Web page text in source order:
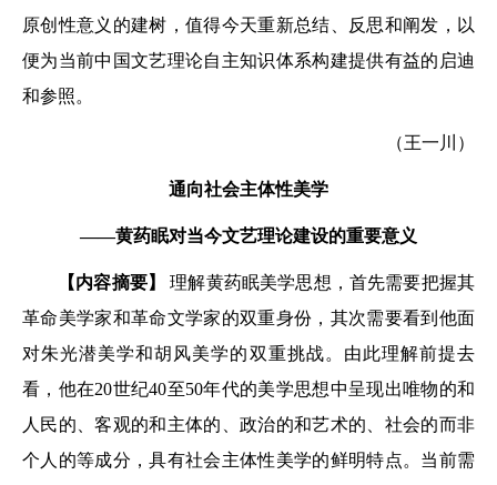
原创性意义的建树，值得今天重新总结、反思和阐发，以
便为当前中国文艺理论自主知识体系构建提供有益的启迪
和参照。
（王一川）
通向社会主体性美学
——黄药眠对当今文艺理论建设的重要意义
【内容摘要】
理解黄药眠美学思想，首先需要把握其
革命美学家和革命文学家的双重身份，其次需要看到他面
对朱光潜美学和胡风美学的双重挑战。由此理解前提去
看，他在20世纪40至50年代的美学思想中呈现出唯物的和
人民的、客观的和主体的、政治的和艺术的、社会的而非
个人的等成分，具有社会主体性美学的鲜明特点。当前需